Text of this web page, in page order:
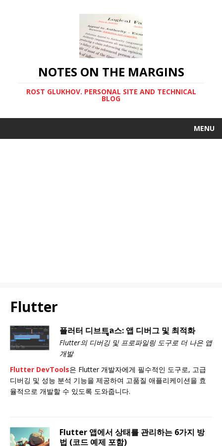
NOTES ON THE MARGINS
ROST GLUKHOV. PERSONAL SITE AND TECHNICAL
BLOG
MENU
Flutter
플러터 디브트ูล스: 앱 디버그 및 최적화
Flutter의 디버깅 및 프로파일링 도구로 더 나은 앱
개발
Flutter DevTools은 Flutter 개발자에게 필수적인 도구로, 고급
디버깅 및 성능 분석 기능을 제공하여 고품질 애플리케이션을 효
율적으로 개발할 수 있도록 도와줍니다.
Flutter 앱에서 상태를 관리하는 6가지 방
법 (코드 예제 포함)